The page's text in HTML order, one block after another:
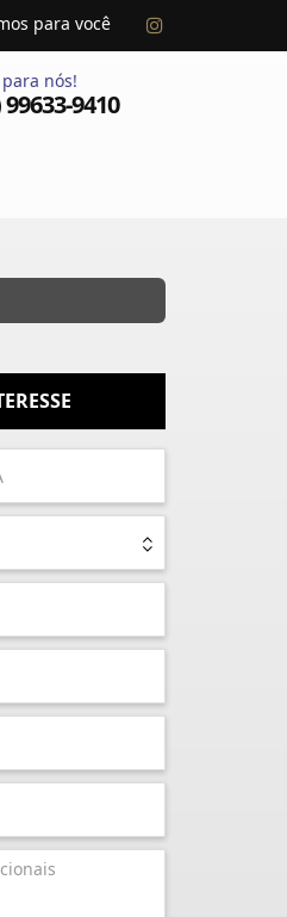
para você
nós!
99633-9410